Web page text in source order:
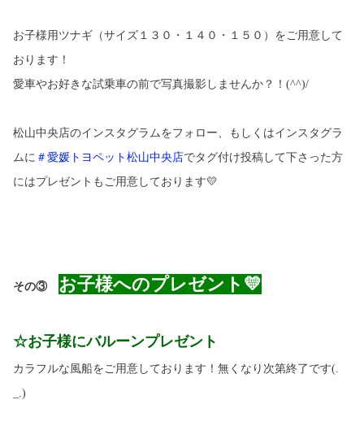
お子様用ツナギ（サイズ１３０・１４０・１５０）をご用意して
おります！
愛車やお好きな試乗車の前で写真撮影しませんか？！ (^^)/
松山中央店のインスタグラムをフォロー、もしくはインスタグラ
ムに ＃愛媛トヨペット松山中央店でタグ付け投稿して下さった方
にはプレゼントもご用意しております💛
その③ お子様へのプレゼント 💛
☆お子様にバルーンプレゼント
カラフルな風船をご用意しております！無くなり次第終了です(.
_.)